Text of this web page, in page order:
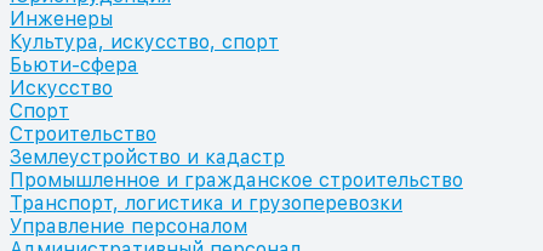
Инженеры
Культура, искусство, спорт
Бьюти-сфера
Искусство
Спорт
Строительство
Землеустройство и кадастр
Промышленное и гражданское строительство
Транспорт, логистика и грузоперевозки
Управление персоналом